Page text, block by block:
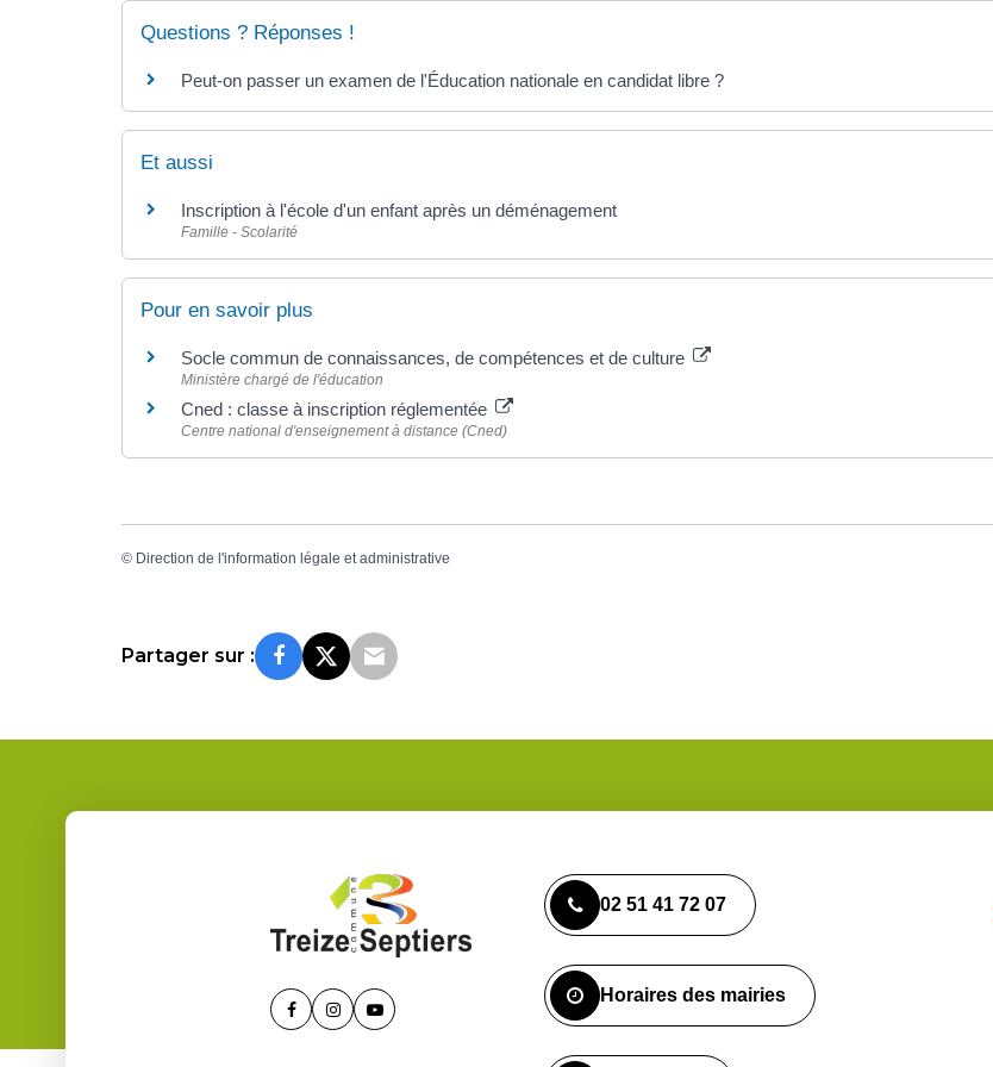
Questions ? Réponses !
Peut-on passer un examen de l'Éducation nationale en candidat libre ?
Et aussi
Inscription à l'école d'un enfant après un déménagement
Famille - Scolarité
Pour en savoir plus
Socle commun de connaissances, de compétences et de culture
Ministère chargé de l'éducation
Cned : classe à inscription réglementée
Centre national d'enseignement à distance (Cned)
© Direction de l'information légale et administrative
Partager sur :
Lien Lien Lien
02 51 41 72 07
Horaires des mairies